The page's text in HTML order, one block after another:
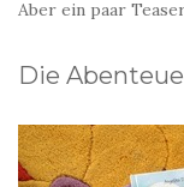
Aber ein paar
Die